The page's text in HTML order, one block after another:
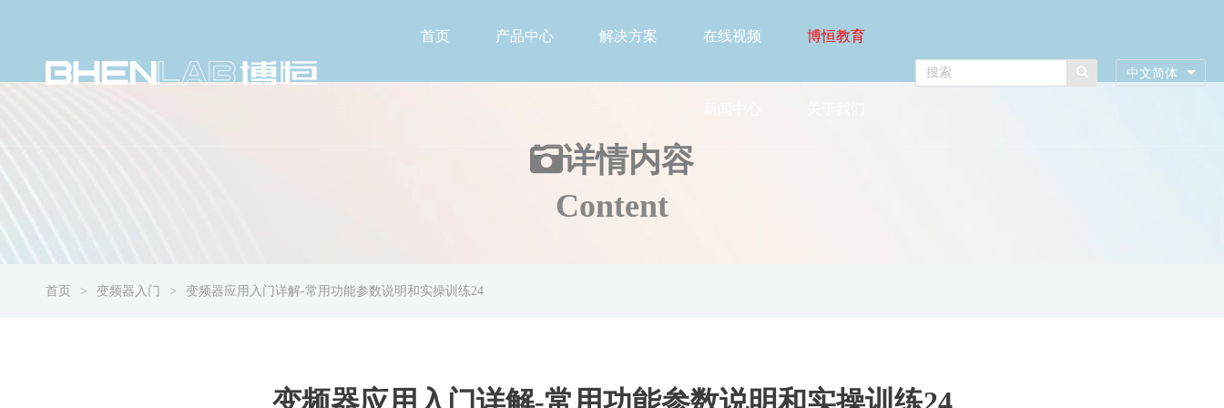
首页 产品中心 解决方案 在线视频 博恒教育
中文简体
详情内容
Content
首页 变频器入门 变频器应用入门详解-常用功能参数说明和实操训练24